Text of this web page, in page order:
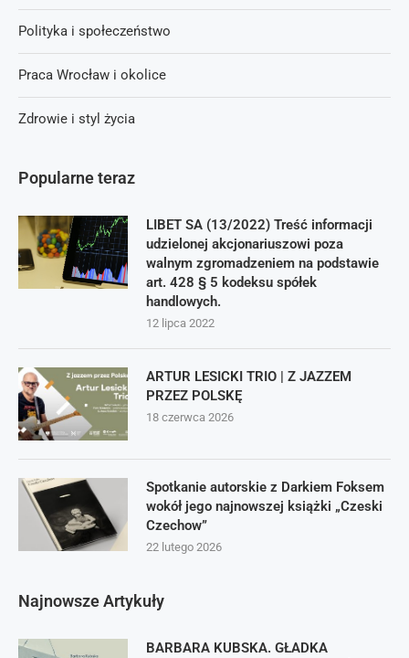
Popularne teraz
LIBET SA (13/2022) Treść informacji
udzielonej akcjonariuszowi poza
walnym zgromadzeniem na podstawie
art. 428 § 5 kodeksu spółek
handlowych.
12 lipca 2022
ARTUR LESICKI TRIO | Z JAZZEM
PRZEZ POLSKĘ
18 czerwca 2026
Spotkanie autorskie z Darkiem Foksem
wokół jego najnowszej książki „Czeski
Czechow”
22 lutego 2026
Najnowsze Artykuły
BARBARA KUBSKA. GŁADKA
Polityka i społeczeństwo
Praca Wrocław i okolice
Zdrowie i styl życia